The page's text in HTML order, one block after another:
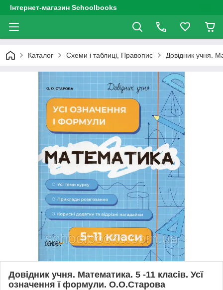
Інтернет-магазин Schoolbooks
Каталог Схеми і таблиці, Правопис Довідник учня.
Довідник учня. Математика. 5 -11 класів. Усї
означення ї формули. О.О.Старова